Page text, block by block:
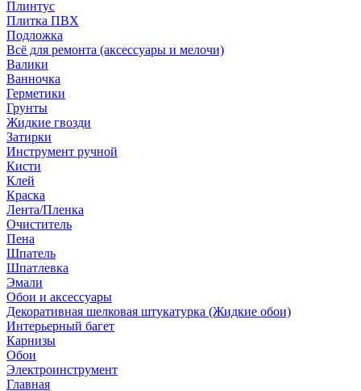
Плинтус
Плитка ПВХ
Подложка
Всё для ремонта (аксессуары и мелочи)
Валики
Ванночка
Герметики
Грунты
Жидкие гвозди
Затирки
Инструмент ручной
Кисти
Клей
Краска
Лента/Пленка
Очиститель
Пена
Шпатель
Шпатлевка
Эмали
Обои и аксессуары
Декоративная шелковая штукатурка (Жидкие обои)
Интерьерный багет
Карнизы
Обои
Электроинструмент
Главная